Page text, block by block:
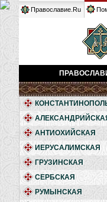
Православие.Ru
АНТИОХИЙСКАЯ
ИЕРУСАЛИМСКАЯ
ГРУЗИНСКАЯ
СЕРБСКАЯ
РУМЫНСКАЯ